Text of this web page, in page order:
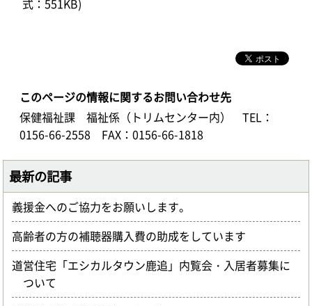
式：551KB)
このページの情報に関するお問い合わせ先
保健福祉課 福祉係（トリムセンター内）
TEL：
0156-66-2558
FAX：0156-66-1818
最新の記事
義援金へのご協力をお願いします。
高齢者の方の補聴器購入費の助成をしています
道営住宅「エシカルタウン鹿追」内覧会・入居者募集に
ついて